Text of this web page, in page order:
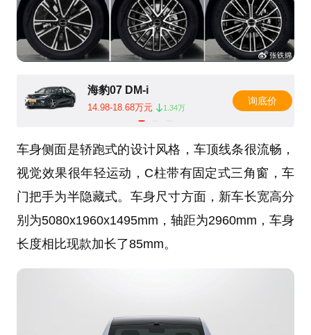
海豹07 DM-i
14.98-18.68万元 1.34万
询底价
车身侧面是轿跑式的设计风格，车顶线条很流畅，
视觉效果很年轻运动，C柱带有固定式三角窗，车
门把手为半隐藏式。车身尺寸方面，新车长宽高分
别为5080x1960x1495mm，轴距为2960mm，车身
长度相比现款加长了85mm。